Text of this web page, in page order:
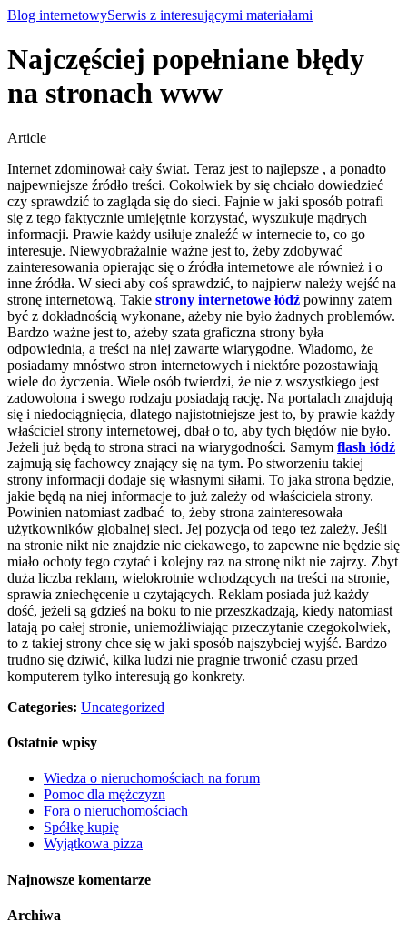
Blog internetowySerwis z interesującymi materiałami
Najczęściej popełniane błędy
na stronach www
Article
Internet zdominował cały świat. Teraz jest to najlepsze , a ponadto
najpewniejsze źródło treści. Cokolwiek by się chciało dowiedzieć
czy sprawdzić to zagląda się do sieci. Fajnie w jaki sposób potrafi
się z tego faktycznie umiejętnie korzystać, wyszukuje mądrych
informacji. Prawie każdy usiłuje znaleźć w internecie to, co go
interesuje. Niewyobrażalnie ważne jest to, żeby zdobywać
zainteresowania opierając się o źródła internetowe ale również i o
inne źródła. W sieci aby coś sprawdzić, to najpierw należy wejść na
stronę internetową. Takie strony internetowe łódź powinny zatem
być z dokładnością wykonane, ażeby nie było żadnych problemów.
Bardzo ważne jest to, ażeby szata graficzna strony była
odpowiednia, a treści na niej zawarte wiarygodne. Wiadomo, że
posiadamy mnóstwo stron internetowych i niektóre pozostawiają
wiele do życzenia. Wiele osób twierdzi, że nie z wszystkiego jest
zadowolona i swego rodzaju posiadają rację. Na portalach znajdują
się i niedociągnięcia, dlatego najistotniejsze jest to, by prawie każdy
właściciel strony internetowej, dbał o to, aby tych błędów nie było.
Jeżeli już będą to strona straci na wiarygodności. Samym flash łódź
zajmują się fachowcy znający się na tym. Po stworzeniu takiej
strony informacji dodaje się własnymi siłami. To jaka strona będzie,
jakie będą na niej informacje to już zależy od właściciela strony.
Powinien natomiast zadbać to, żeby strona zainteresowała
użytkowników globalnej sieci. Jej pozycja od tego też zależy. Jeśli
na stronie nikt nie znajdzie nic ciekawego, to zapewne nie będzie się
miało ochoty tego czytać i kolejny raz na stronę nikt nie zajrzy. Zbyt
duża liczba reklam, wielokrotnie wchodzących na treści na stronie,
sprawia zniechęcenie u czytających. Reklam posiada już każdy
dość, jeżeli są gdzieś na boku to nie przeszkadzają, kiedy natomiast
latają po całej stronie, uniemożliwiając przeczytanie czegokolwiek,
to z takiej strony chce się w jaki sposób najszybciej wyjść. Bardzo
trudno się dziwić, kilka ludzi nie pragnie trwonić czasu przed
komputerem tylko interesują go konkrety.
Categories: Uncategorized
Ostatnie wpisy
Wiedza o nieruchomościach na forum
Pomoc dla mężczyzn
Fora o nieruchomościach
Spółkę kupię
Wyjątkowa pizza
Najnowsze komentarze
Archiwa